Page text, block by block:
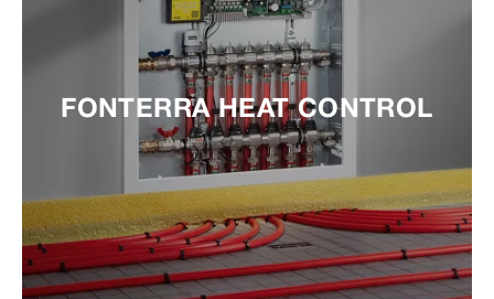
FONTERRA HEAT CONTROL